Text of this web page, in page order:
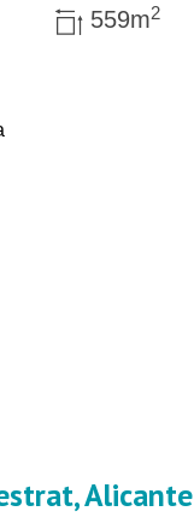
559m2
Alicante